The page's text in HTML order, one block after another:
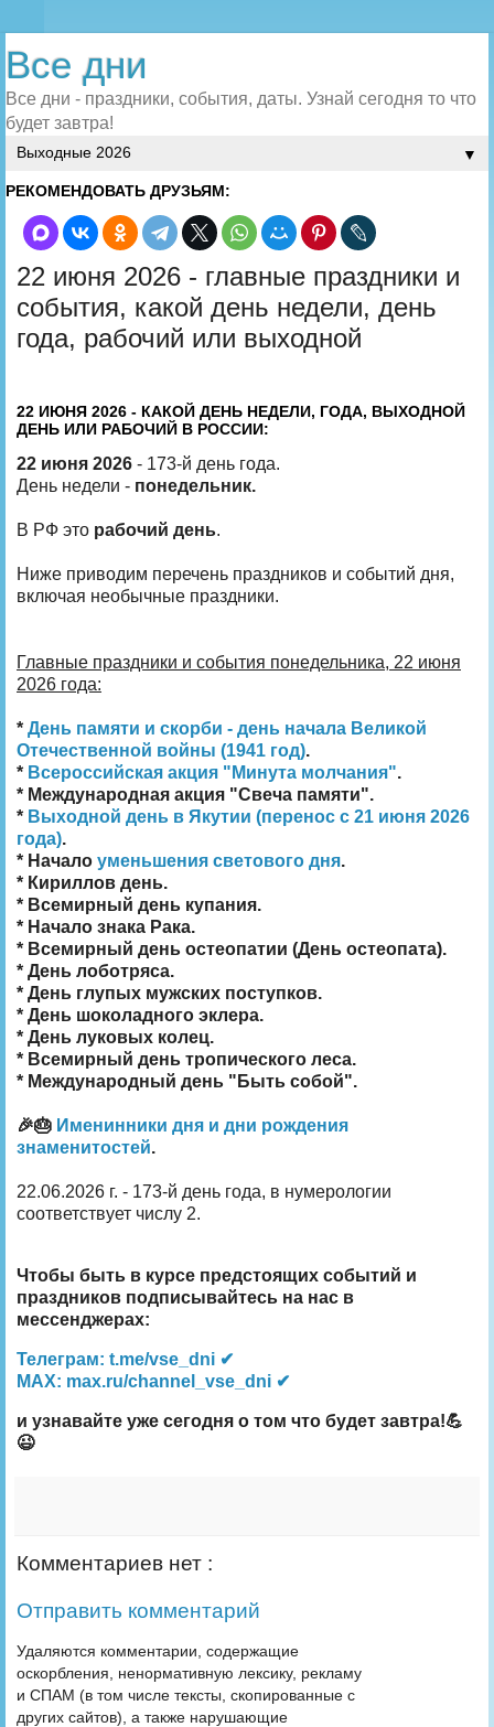
Все дни
Все дни - праздники, события, даты. Узнай сегодня то что
будет завтра!
▼
РЕКОМЕНДОВАТЬ ДРУЗЬЯМ:
22 июня 2026 - главные праздники и
события, какой день недели, день
года, рабочий или выходной
22 ИЮНЯ 2026 - КАКОЙ ДЕНЬ НЕДЕЛИ, ГОДА, ВЫХОДНОЙ
ДЕНЬ ИЛИ РАБОЧИЙ В РОССИИ:
22 июня 2026 - 173-й день года.
День недели - понедельник.
В РФ это рабочий день.
Ниже приводим перечень праздников и событий дня,
включая необычные праздники.
Главные праздники и события понедельника, 22 июня
2026 года:
* День памяти и скорби - день начала Великой
Отечественной войны (1941 год).
* Всероссийская акция "Минута молчания".
* Международная акция "Свеча памяти".
* Выходной день в Якутии (перенос с 21 июня 2026
года).
* Начало уменьшения светового дня.
* Кириллов день.
* Всемирный день купания.
* Начало знака Рака.
* Всемирный день остеопатии (День остеопата).
* День лоботряса.
* День глупых мужских поступков.
* День шоколадного эклера.
* День луковых колец.
* Всемирный день тропического леса.
* Международный день "Быть собой".
🎉🎂 Именинники дня и дни рождения
знаменитостей.
22.06.2026 г. - 173-й день года, в нумерологии
соответствует числу 2.
Чтобы быть в курсе предстоящих событий и
праздников подписывайтесь на нас в
мессенджерах:
Телеграм: t.me/vse_dni ✔
MAX: max.ru/channel_vse_dni ✔
и узнавайте уже сегодня о том что будет завтра!💪
😉
Комментариев нет :
Отправить комментарий
Удаляются комментарии, содержащие
оскорбления, ненормативную лексику, рекламу
и СПАМ (в том числе тексты, скопированные с
других сайтов), а также нарушающие